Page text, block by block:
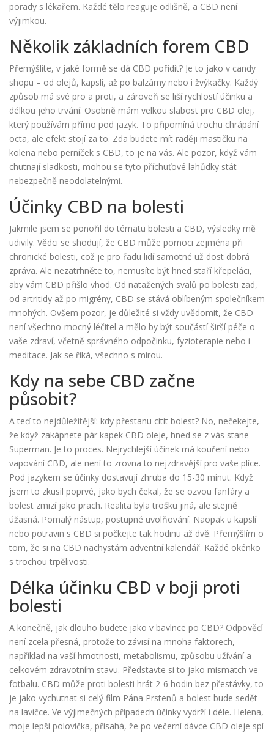
porady s lékařem. Každé tělo reaguje odlišně, a CBD není
výjimkou.
Několik základních forem CBD
Přemýšlíte, v jaké formě se dá CBD pořídit? Je to jako v candy
shopu – od olejů, kapslí, až po balzámy nebo i žvýkačky. Každý
způsob má své pro a proti, a zároveň se liší rychlostí účinku a
délkou jeho trvání. Osobně mám velkou slabost pro CBD olej,
který používám přímo pod jazyk. To připomíná trochu chrápání
octa, ale efekt stojí za to. Zda budete mít raději mastičku na
kolena nebo perníček s CBD, to je na vás. Ale pozor, když vám
chutnají sladkosti, mohou se tyto příchuťové lahůdky stát
nebezpečně neodolatelnými.
Účinky CBD na bolesti
Jakmile jsem se ponořil do tématu bolesti a CBD, výsledky mě
udivily. Vědci se shodují, že CBD může pomoci zejména při
chronické bolesti, což je pro řadu lidí samotné už dost dobrá
zpráva. Ale nezatrhněte to, nemusíte být hned staří křepeláci,
aby vám CBD přišlo vhod. Od natažených svalů po bolesti zad,
od artritidy až po migrény, CBD se stává oblíbeným společníkem
mnohých. Ovšem pozor, je důležité si vždy uvědomit, že CBD
není všechno-mocný léčitel a mělo by být součástí širší péče o
vaše zdraví, včetně správného odpočinku, fyzioterapie nebo i
meditace. Jak se říká, všechno s mírou.
Kdy na sebe CBD začne
působit?
A teď to nejdůležitější: kdy přestanu cítit bolest? No, nečekejte,
že když zakápnete pár kapek CBD oleje, hned se z vás stane
Superman. Je to proces. Nejrychlejší účinek má kouření nebo
vapování CBD, ale není to zrovna to nejzdravější pro vaše plíce.
Pod jazykem se účinky dostavují zhruba do 15-30 minut. Když
jsem to zkusil poprvé, jako bych čekal, že se ozvou fanfáry a
bolest zmizí jako prach. Realita byla trošku jiná, ale stejně
úžasná. Pomalý nástup, postupné uvolňování. Naopak u kapslí
nebo potravin s CBD si počkejte tak hodinu až dvě. Přemýšlím o
tom, že si na CBD nachystám adventní kalendář. Každé okénko
s trochou trpělivosti.
Délka účinku CBD v boji proti
bolesti
A konečně, jak dlouho budete jako v bavlnce po CBD? Odpověď
není zcela přesná, protože to závisí na mnoha faktorech,
například na vaší hmotnosti, metabolismu, způsobu užívání a
celkovém zdravotním stavu. Představte si to jako mismatch ve
fotbalu. CBD může proti bolesti hrát 2-6 hodin bez přestávky, to
je jako vychutnat si celý film Pána Prstenů a bolest bude sedět
na lavičce. Ve výjimečných případech účinky vydrží i déle. Helena,
moje lepší polovička, přísahá, že po večerní dávce CBD oleje spí